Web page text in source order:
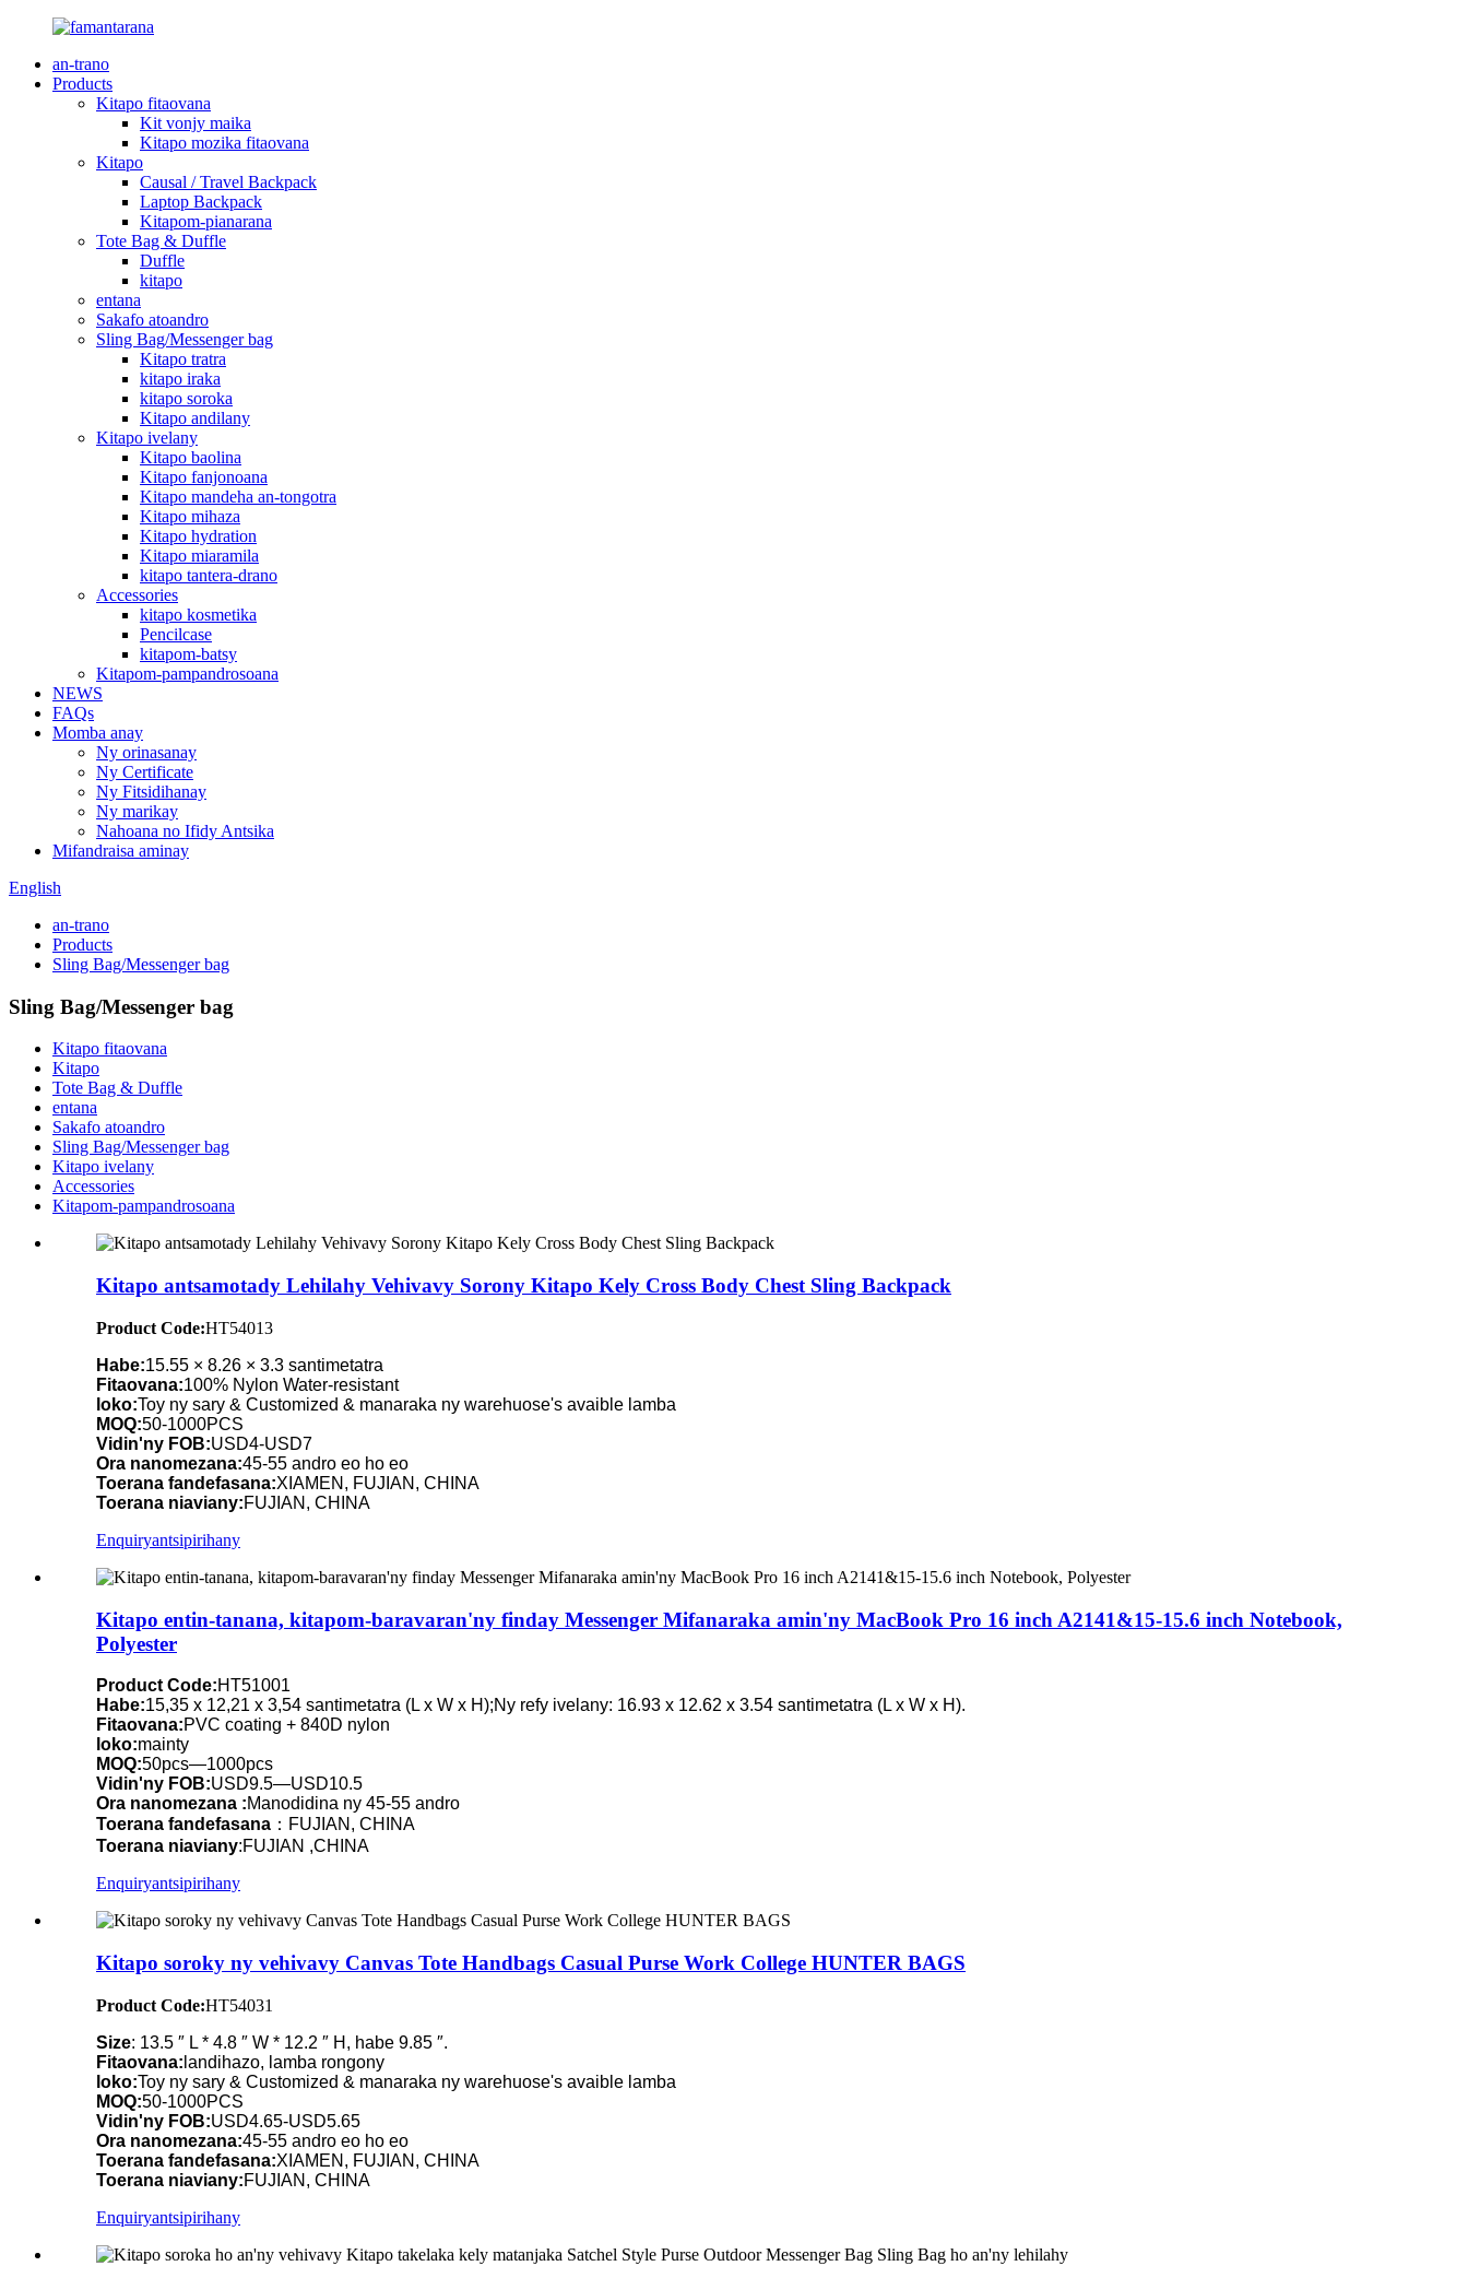
an-trano
Products
Kitapo fitaovana
Kit vonjy maika
Kitapo mozika fitaovana
Kitapo
Causal / Travel Backpack
Laptop Backpack
Kitapom-pianarana
Tote Bag & Duffle
Duffle
kitapo
entana
Sakafo atoandro
Sling Bag/Messenger bag
Kitapo tratra
kitapo iraka
kitapo soroka
Kitapo andilany
Kitapo ivelany
Kitapo baolina
Kitapo fanjonoana
Kitapo mandeha an-tongotra
Kitapo mihaza
Kitapo hydration
Kitapo miaramila
kitapo tantera-drano
Accessories
kitapo kosmetika
Pencilcase
kitapom-batsy
Kitapom-pampandrosoana
NEWS
FAQs
Momba anay
Ny orinasanay
Ny Certificate
Ny Fitsidihanay
Ny marikay
Nahoana no Ifidy Antsika
Mifandraisa aminay
English
an-trano
Products
Sling Bag/Messenger bag
Sling Bag/Messenger bag
Kitapo fitaovana
Kitapo
Tote Bag & Duffle
entana
Sakafo atoandro
Sling Bag/Messenger bag
Kitapo ivelany
Accessories
Kitapom-pampandrosoana
Kitapo antsamotady Lehilahy Vehivavy Sorony Kitapo Kely Cross Body Chest Sling Backpack
Product Code:HT54013
Habe:15.55 × 8.26 × 3.3 santimetatra
Fitaovana:100% Nylon Water-resistant
loko:Toy ny sary & Customized & manaraka ny warehuose's avaible lamba
MOQ:50-1000PCS
Vidin'ny FOB:USD4-USD7
Ora nanomezana:45-55 andro eo ho eo
Toerana fandefasana:XIAMEN, FUJIAN, CHINA
Toerana niaviany:FUJIAN, CHINA
Enquiryantsipirihany
Kitapo entin-tanana, kitapom-baravaran'ny finday Messenger Mifanaraka amin'ny MacBook Pro 16 inch A2141&15-15.6 inch Notebook,
Polyester
Product Code:HT51001
Habe:15,35 x 12,21 x 3,54 santimetatra (L x W x H);Ny refy ivelany: 16.93 x 12.62 x 3.54 santimetatra (L x W x H).
Fitaovana:PVC coating + 840D nylon
loko:mainty
MOQ:50pcs—1000pcs
Vidin'ny FOB:USD9.5—USD10.5
Ora nanomezana :Manodidina ny 45-55 andro
Toerana fandefasana ：FUJIAN, CHINA
Toerana niaviany:FUJIAN ,CHINA
Enquiryantsipirihany
Kitapo soroky ny vehivavy Canvas Tote Handbags Casual Purse Work College HUNTER BAGS
Product Code:HT54031
Size: 13.5 ″ L * 4.8 ″ W * 12.2 ″ H, habe 9.85 ″.
Fitaovana: landihazo, lamba rongony
loko:Toy ny sary & Customized & manaraka ny warehuose's avaible lamba
MOQ:50-1000PCS
Vidin'ny FOB:USD4.65-USD5.65
Ora nanomezana:45-55 andro eo ho eo
Toerana fandefasana:XIAMEN, FUJIAN, CHINA
Toerana niaviany:FUJIAN, CHINA
Enquiryantsipirihany